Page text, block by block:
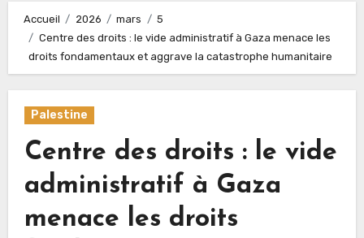
Accueil 2026 mars
5
Centre des droits : le vide administratif à Gaza menace les
droits fondamentaux et aggrave la catastrophe humanitaire
Palestine
Centre des droits : le vide
administratif à Gaza
menace les droits